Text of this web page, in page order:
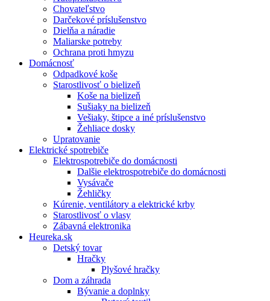
Chovateľstvo
Darčekové príslušenstvo
Dielňa a náradie
Maliarske potreby
Ochrana proti hmyzu
Domácnosť
Odpadkové koše
Starostlivosť o bielizeň
Koše na bielizeň
Sušiaky na bielizeň
Vešiaky, štipce a iné príslušenstvo
Žehliace dosky
Upratovanie
Elektrické spotrebiče
Elektrospotrebiče do domácnosti
Dalšie elektrospotrebiče do domácnosti
Vysávače
Žehličky
Kúrenie, ventilátory a elektrické krby
Starostlivosť o vlasy
Zábavná elektronika
Heureka.sk
Detský tovar
Hračky
Plyšové hračky
Dom a záhrada
Bývanie a doplnky